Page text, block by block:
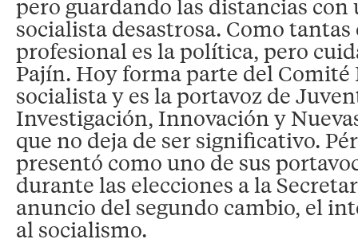
pero guardando las distancias con
socialista desastrosa. Como
profesional es la política, pero
Pajín. Hoy forma parte del Comité
socialista y es la portavoz de
Investigación, Innovación y
que no deja de ser significativo.
presentó como uno de sus
durante las elecciones a la
anuncio del segundo cambio, el
al socialismo.